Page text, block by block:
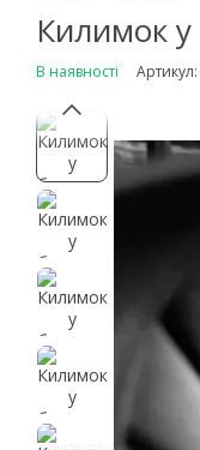
Килимок
В наявності